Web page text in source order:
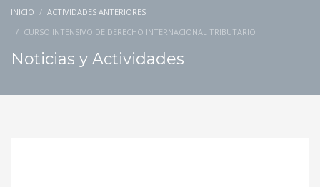
INICIO
ACTIVIDADES ANTERIORES
CURSO INTENSIVO DE DERECHO INTERNACIONAL TRIBUTARIO
Noticias y Actividades